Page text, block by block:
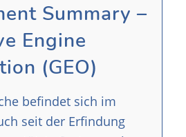
Summary –
Engine
(GEO)
befindet sich im
seit der Erfindung